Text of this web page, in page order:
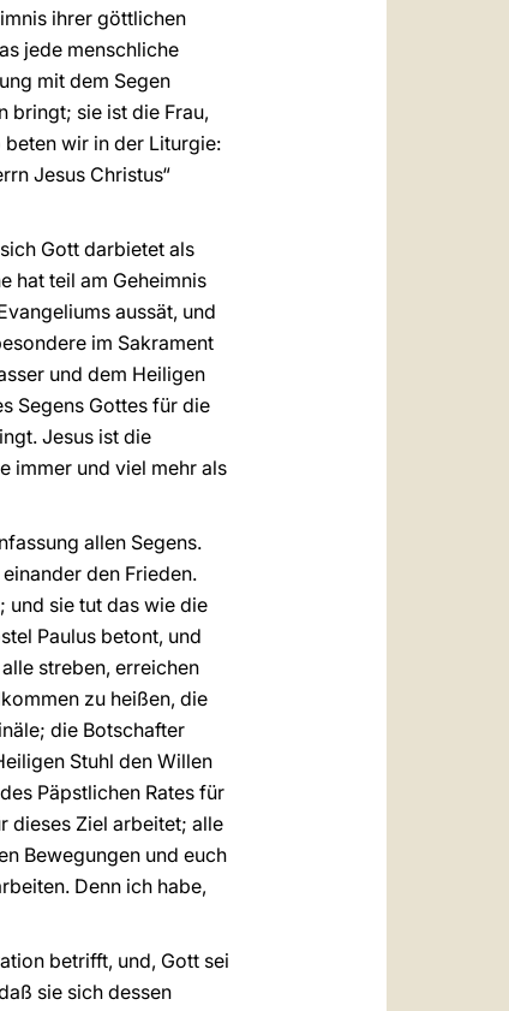
ihrer göttlichen
jede menschliche
mit dem Segen
bringt; sie ist die Frau,
wir in der Liturgie:
Jesus Christus“
Gott darbietet als
hat teil am Geheimnis
aussät, und
im Sakrament
und dem Heiligen
Segens Gottes für die
Jesus ist die
immer und viel mehr als
allen Segens.
den Frieden.
und sie tut das wie die
Paulus betont, und
streben, erreichen
zu heißen, die
die Botschafter
Stuhl den Willen
Päpstlichen Rates für
dieses Ziel arbeitet; alle
Bewegungen und euch
Denn ich habe,
betrifft, und, Gott sei
sie sich dessen